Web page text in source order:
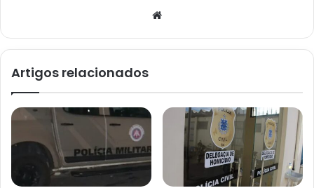
Artigos relacionados